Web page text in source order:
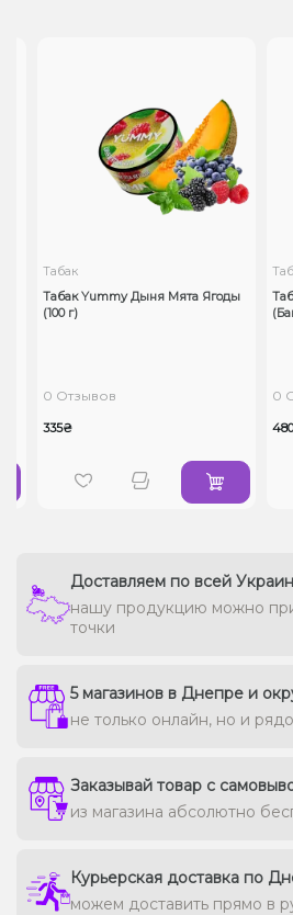
Табак
Табак Yummy Дыня Мята Ягоды
(100 г)
0 Отзывов
335₴
0
Доставляем по всей
нашу продукцию можно
точки
5 магазинов в Днепре и
не только онлайн, но и
Заказывай товар с
из магазина абсолютно
Курьерская доставка по
можем доставить прямо в